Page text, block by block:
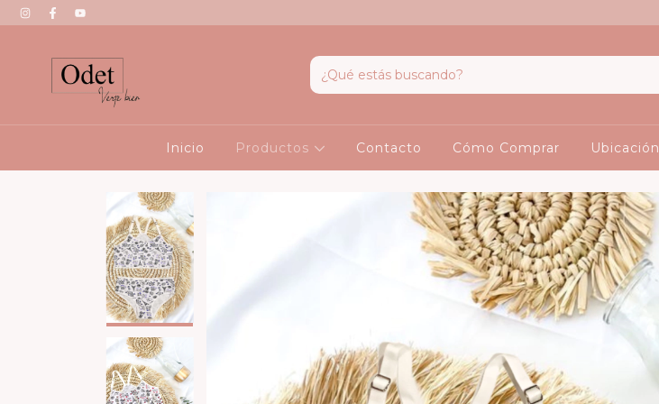
Inicio Productos Contacto Cómo Comprar Ubicación